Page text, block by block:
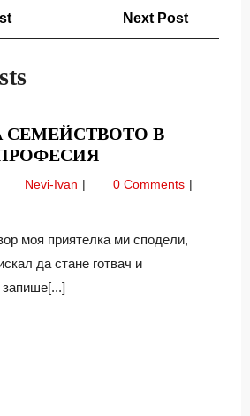
Previous
Next Post
СЕМЕЙСТВОТО В
РОЛЯТА
НА
СЕМЕЙСТВОТО
ИЗБОР
НА
Nevi-Ivan Ролята
в
0 Comments
моя приятелка ми сподели,
да стане готвач и
запише[...]